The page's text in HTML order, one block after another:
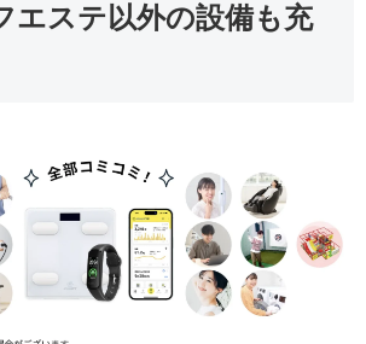
エステ以外の設備も充